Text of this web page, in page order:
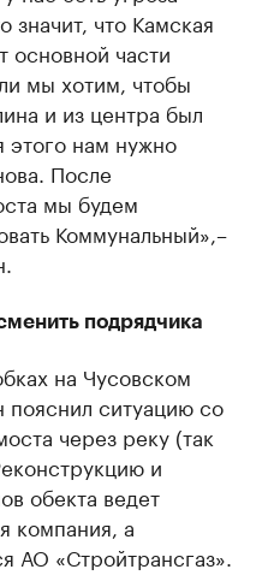
значит, что Камская
основной части
мы хотим, чтобы
и из центра был
этого нам нужно
После
мы будем
Коммунальный»,–
подрядчика
на Чусовском
ситуацию со
через реку (так
и
обекта ведет
компания, а
АО «Стройтрансгаз».